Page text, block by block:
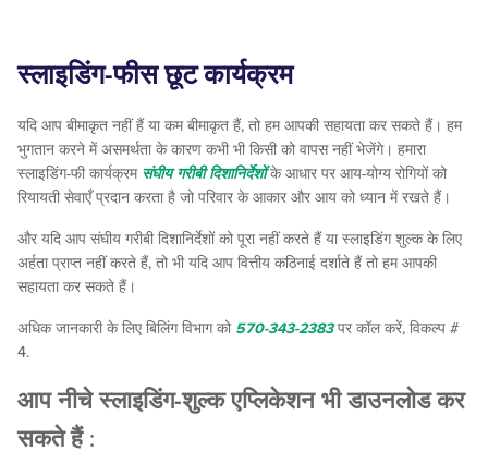
स्लाइडिंग-फीस छूट कार्यक्रम
यदि आप बीमाकृत नहीं हैं या कम बीमाकृत हैं, तो हम आपकी सहायता कर सकते हैं। हम
भुगतान करने में असमर्थता के कारण कभी भी किसी को वापस नहीं भेजेंगे। हमारा
स्लाइडिंग-फी कार्यक्रम संघीय गरीबी दिशानिर्देशोंके आधार पर आय-योग्य रोगियों को
रियायती सेवाएँ प्रदान करता है जो परिवार के आकार और आय को ध्यान में रखते हैं।
और यदि आप संघीय गरीबी दिशानिर्देशों को पूरा नहीं करते हैं या स्लाइडिंग शुल्क के लिए
अर्हता प्राप्त नहीं करते हैं, तो भी यदि आप वित्तीय कठिनाई दर्शाते हैं तो हम आपकी
सहायता कर सकते हैं।
अधिक जानकारी के लिए बिलिंग विभाग को 570-343-2383पर कॉल करें, विकल्प #
4.
आप नीचे स्लाइडिंग-शुल्क एप्लिकेशन भी डाउनलोड कर
सकते हैं: